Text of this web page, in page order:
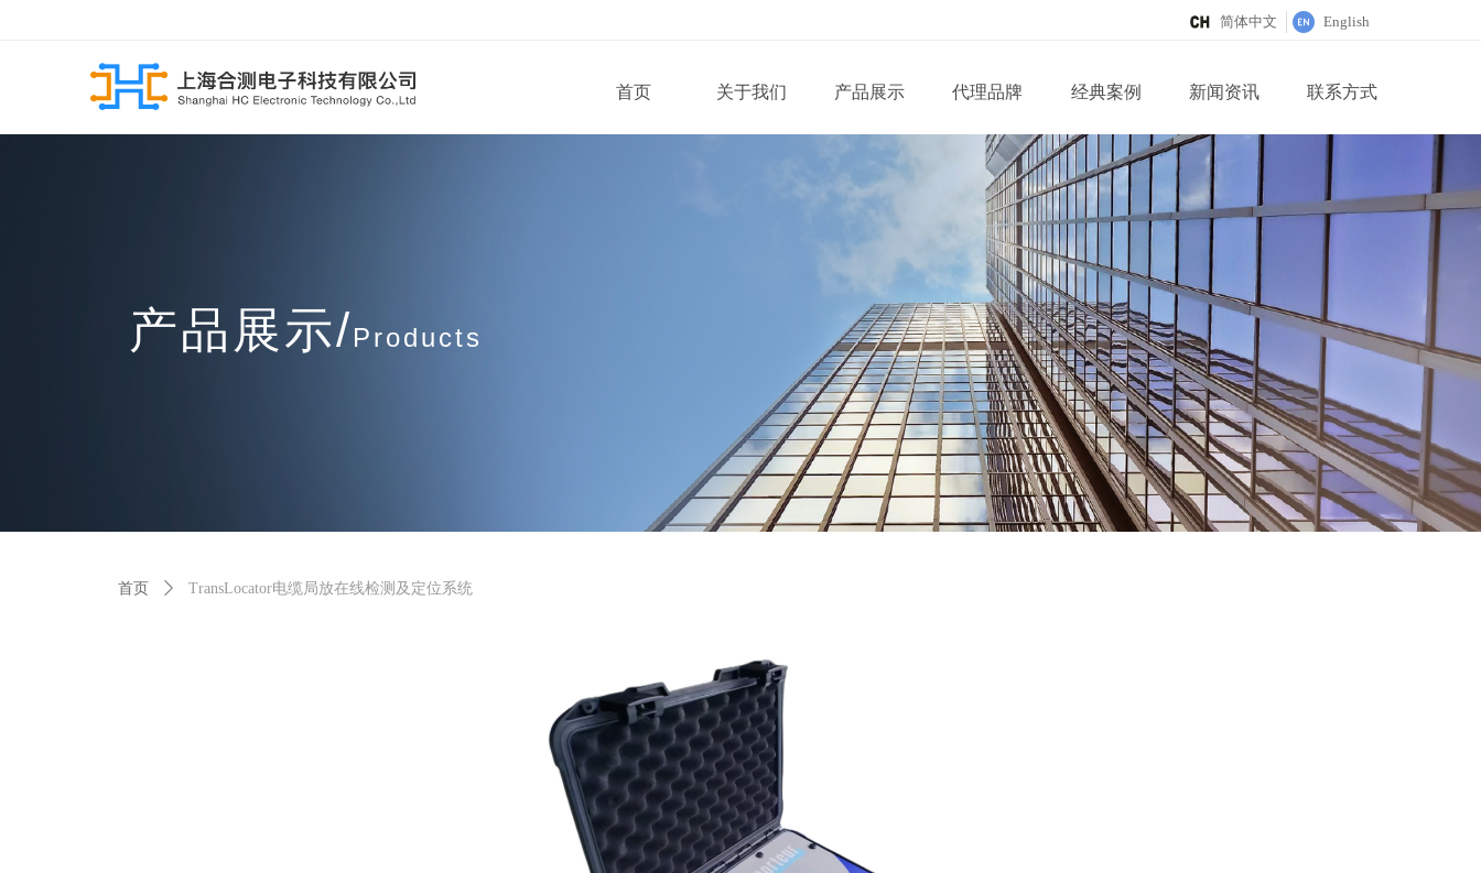
首页 关于我们 产品展示 代理品牌 经典案例 新闻资讯 联系方式
简体中文 English
首页 ꄲ TransLocator电缆局放在线检测及定位系统
产品展示/Products